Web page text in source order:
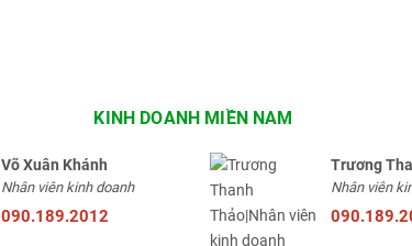
KINH DOANH MIỀN NAM
Võ Xuân Khánh
Nhân viên kinh doanh
090.189.2012
Trương
Nhân viên